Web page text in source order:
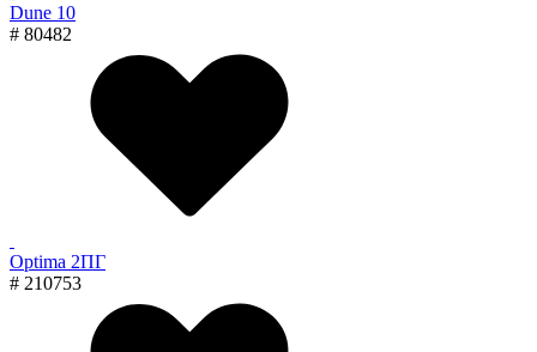
Dune 10
# 80482
Optima 2ПГ
# 210753